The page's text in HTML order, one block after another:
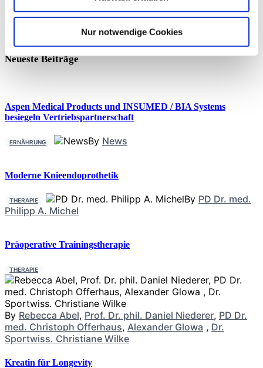
Nur notwendige Cookies
und Low-Fat-Diäten bei US-amerikanischen Erwachsenen.
Eine Fehlcharakterisierung (Mischaracterization) der
Ernährung / Nahrungsaufnahme von Patienten ist hierbei ein
häufiges Problem. 30.219 Teilnehmer im Alter von 20
Neueste Beiträge
Aspen Medical Products und INSUMED / BIA Systems
besiegeln Vertriebspartnerschaft
ERNÄHRUNG By News
Moderne Knieendoprothetik
THERAPIE By PD Dr. med.
Philipp A. Michel
Präoperative Trainingstherapie
THERAPIE
By Rebecca Abel, Prof. Dr. phil. Daniel Niederer, PD Dr.
med. Christoph Offerhaus, Alexander Glowa , Dr.
Sportwiss. Christiane Wilke
Kreatin für Longevity